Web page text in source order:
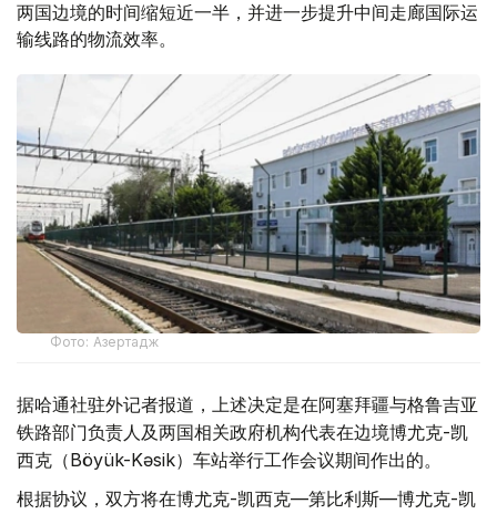
两国边境的时间缩短近一半，并进一步提升中间走廊国际运
输线路的物流效率。
Фото: Азертадж
据哈通社驻外记者报道，上述决定是在阿塞拜疆与格鲁吉亚
铁路部门负责人及两国相关政府机构代表在边境博尤克-凯
西克（Böyük-Kəsik）车站举行工作会议期间作出的。
根据协议，双方将在博尤克-凯西克—第比利斯—博尤克-凯